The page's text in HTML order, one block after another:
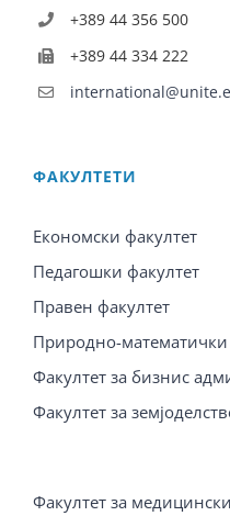
+389 44 356 500
+389 44 334 222
ФАКУЛТЕТИ
Економски факултет
Педагошки факултет
Правен факултет
Природно-математички
Факултет за бизнис
Факултет за
Факултет за